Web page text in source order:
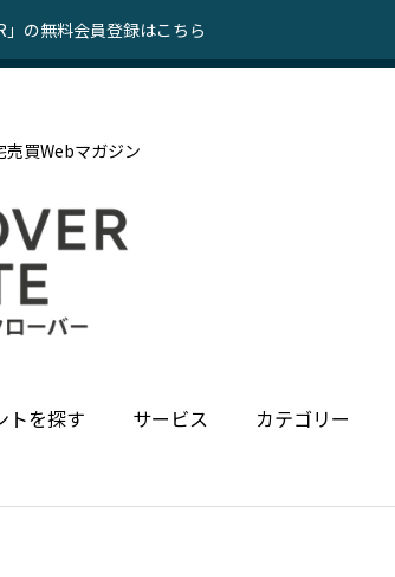
の無料会員登録はこちら
売買Webマガジン
トを探す サービス カテゴリー